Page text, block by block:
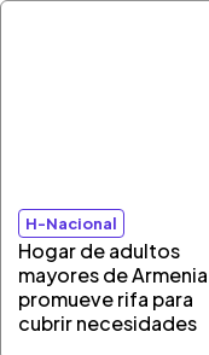
H-Nacional
Hogar de adultos
mayores de Armenia
promueve rifa para
cubrir necesidades